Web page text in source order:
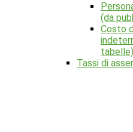
(da
Costo
tabelle)
Tassi di